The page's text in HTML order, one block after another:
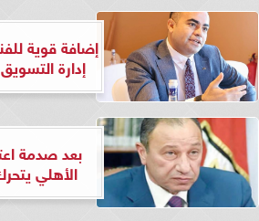
إضافة قوية
إدارة
بعد صدمة
الأهلي